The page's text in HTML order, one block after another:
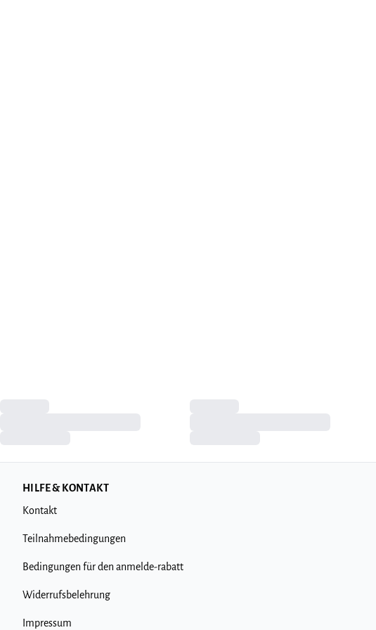
HILFE & KONTAKT
Kontakt
Teilnahmebedingungen
Bedingungen für den anmelde-rabatt
Widerrufsbelehrung
Impressum